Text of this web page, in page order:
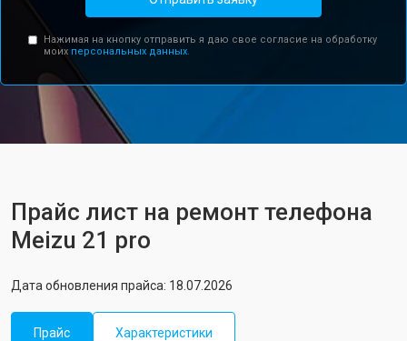
Нажимая на кнопку отправить я даю свое согласие на обработку
моих персональных данных.
Прайс лист на ремонт телефона
Meizu 21 pro
Дата обновления прайса: 18.07.2026
Прайс Характеристики